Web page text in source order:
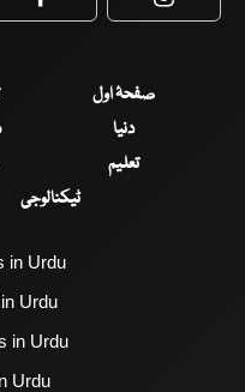
Facebook
صفحۂ اول
دنیا
تعلیم
ٹیکنالوجی
in Urdu
Urdu
in Urdu
Urdu